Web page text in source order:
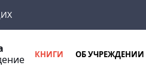
КНИГИ ОБ УЧРЕЖДЕНИИ